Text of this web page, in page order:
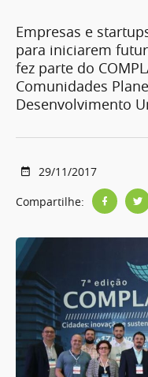
Empresas e
para iniciarem
fez parte do
Comunidades
Desenvolvimento
29/11/2017
Compartilhe: